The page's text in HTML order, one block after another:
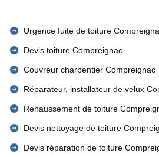
Urgence fuite de toiture
Devis toiture Compreignac
Couvreur charpentier Compreignac
Réparateur, installateur de velux
Rehaussement de toiture
Devis nettoyage de toiture
Devis réparation de toiture